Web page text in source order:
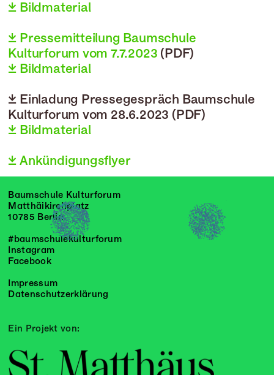
 Bildmaterial
 Pressemitteilung Baumschule
Kulturforum vom 7.7.2023 (PDF)
 Bildmaterial
 Einladung Pressegespräch Baumschule
Kulturforum vom 28.6.2023 (PDF)
 Bildmaterial
 Ankündigungsflyer
Baumschule Kulturforum
Matthäikirchplatz
10785 Berlin
#baumschulekulturforum
Instagram
Facebook
Impressum
Datenschutzerklärung
Ein Projekt von: